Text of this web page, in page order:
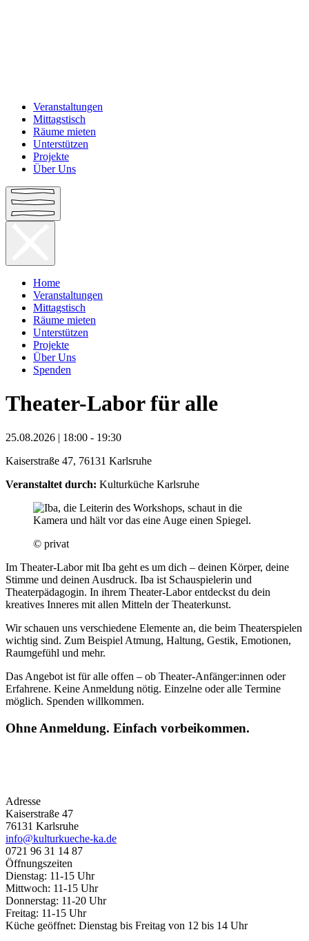
Veranstaltungen
Mittagstisch
Räume mieten
Unterstützen
Projekte
Über Uns
Home
Veranstaltungen
Mittagstisch
Räume mieten
Unterstützen
Projekte
Über Uns
Spenden
Theater-Labor für alle
25.08.2026 | 18:00 - 19:30
Kaiserstraße 47, 76131 Karlsruhe
Veranstaltet durch: Kulturküche Karlsruhe
© privat
Im Theater-Labor mit Iba geht es um dich – deinen Körper, deine
Stimme und deinen Ausdruck. Iba ist Schauspielerin und
Theaterpädagogin. In ihrem Theater-Labor entdeckst du dein
kreatives Inneres mit allen Mitteln der Theaterkunst.
Wir schauen uns verschiedene Elemente an, die beim Theaterspielen
wichtig sind. Zum Beispiel Atmung, Haltung, Gestik, Emotionen,
Raumgefühl und mehr.
Das Angebot ist für alle offen – ob Theater-Anfänger:innen oder
Erfahrene. Keine Anmeldung nötig. Einzelne oder alle Termine
möglich. Spenden willkommen.
Ohne Anmeldung. Einfach vorbeikommen.
Adresse
Kaiserstraße 47
76131 Karlsruhe
info@kulturkueche-ka.de
0721 96 31 14 87
Öffnungszeiten
Dienstag: 11-15 Uhr
Mittwoch: 11-15 Uhr
Donnerstag: 11-20 Uhr
Freitag: 11-15 Uhr
Küche geöffnet: Dienstag bis Freitag von 12 bis 14 Uhr